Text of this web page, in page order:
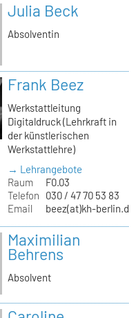
Julia Beck
Absolventin
Frank Beez
Werkstattleitung
Digitaldruck (Lehrkraft in
der künstlerischen
Werkstattlehre)
→ Lehrangebote
Raum
F0.03
Telefon
030 / 47 70 53 83
Email
beez(at)kh-
Maximilian
Behrens
Absolvent